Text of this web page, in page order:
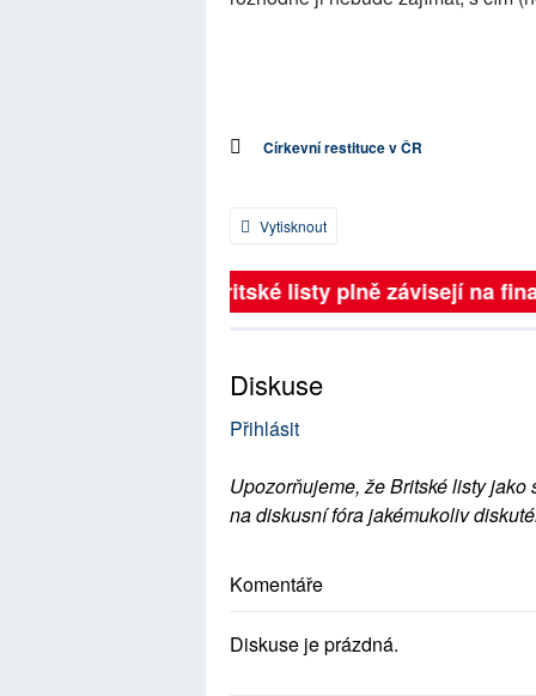
Církevní restituce v ČR
Vytisknout
Britské listy plně závisejí na
Diskuse
Přihlásit
Upozorňujeme, že Britské listy
na diskusní fóra jakémukoliv
Komentáře
Diskuse je prázdná.